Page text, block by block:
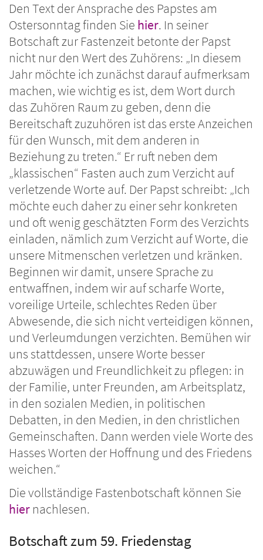
Den Text der Ansprache des Papstes am
Ostersonntag finden Sie hier. In seiner
Botschaft zur Fastenzeit betonte der Papst
nicht nur den Wert des Zuhörens: „In diesem
Jahr möchte ich zunächst darauf aufmerksam
machen, wie wichtig es ist, dem Wort durch
das Zuhören Raum zu geben, denn die
Bereitschaft zuzuhören ist das erste Anzeichen
für den Wunsch, mit dem anderen in
Beziehung zu treten.“ Er ruft neben dem
„klassischen“ Fasten auch zum Verzicht auf
verletzende Worte auf. Der Papst schreibt: „Ich
möchte euch daher zu einer sehr konkreten
und oft wenig geschätzten Form des Verzichts
einladen, nämlich zum Verzicht auf Worte, die
unsere Mitmenschen verletzen und kränken.
Beginnen wir damit, unsere Sprache zu
entwaffnen, indem wir auf scharfe Worte,
voreilige Urteile, schlechtes Reden über
Abwesende, die sich nicht verteidigen können,
und Verleumdungen verzichten. Bemühen wir
uns stattdessen, unsere Worte besser
abzuwägen und Freundlichkeit zu pflegen: in
der Familie, unter Freunden, am Arbeitsplatz,
in den sozialen Medien, in politischen
Debatten, in den Medien, in den christlichen
Gemeinschaften. Dann werden viele Worte des
Hasses Worten der Hoffnung und des Friedens
weichen.“
Die vollständige Fastenbotschaft können Sie
hier nachlesen.
Botschaft zum 59. Friedenstag